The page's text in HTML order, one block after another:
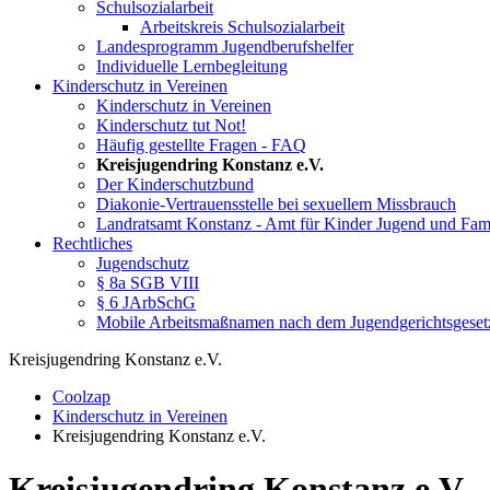
Schulsozialarbeit
Arbeitskreis Schulsozialarbeit
Landesprogramm Jugendberufshelfer
Individuelle Lernbegleitung
Kinderschutz in Vereinen
Kinderschutz in Vereinen
Kinderschutz tut Not!
Häufig gestellte Fragen - FAQ
Kreisjugendring Konstanz e.V.
Der Kinderschutzbund
Diakonie-Vertrauensstelle bei sexuellem Missbrauch
Landratsamt Konstanz - Amt für Kinder Jugend und
Rechtliches
Jugendschutz
§ 8a SGB VIII
§ 6 JArbSchG
Mobile Arbeitsmaßnamen nach dem
Kreisjugendring Konstanz e.V.
Coolzap
Kinderschutz in Vereinen
Kreisjugendring Konstanz e.V.